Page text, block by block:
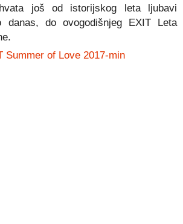
još od istorijskog leta ljubavi
do ovogodišnjeg EXIT Leta